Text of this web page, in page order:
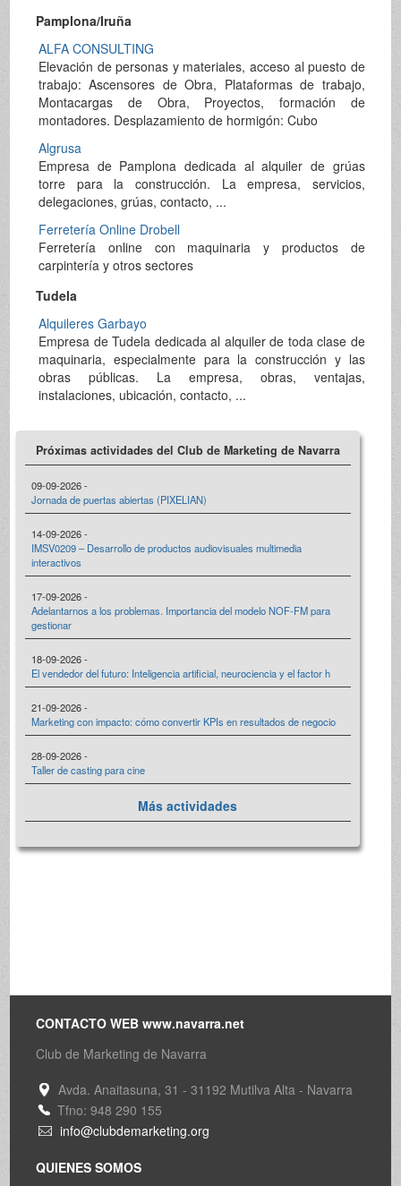
Pamplona/Iruña
ALFA CONSULTING
Elevación de personas y materiales, acceso al puesto de
trabajo: Ascensores de Obra, Plataformas de trabajo,
Montacargas de Obra, Proyectos, formación de
montadores. Desplazamiento de hormigón: Cubo
Algrusa
Empresa de Pamplona dedicada al alquiler de grúas
torre para la construcción. La empresa, servicios,
delegaciones, grúas, contacto, ...
Ferretería Online Drobell
Ferretería online con maquinaria y productos de
carpintería y otros sectores
Tudela
Alquileres Garbayo
Empresa de Tudela dedicada al alquiler de toda clase de
maquinaria, especialmente para la construcción y las
obras públicas. La empresa, obras, ventajas,
instalaciones, ubicación, contacto, ...
Próximas actividades del Club de Marketing de Navarra
09-09-2026 -
Jornada de puertas abiertas (PIXELIAN)
14-09-2026 -
IMSV0209 – Desarrollo de productos audiovisuales multimedia
interactivos
17-09-2026 -
Adelantarnos a los problemas. Importancia del modelo NOF-FM para
gestionar
18-09-2026 -
El vendedor del futuro: Inteligencia artificial, neurociencia y el factor h
21-09-2026 -
Marketing con impacto: cómo convertir KPIs en resultados de negocio
28-09-2026 -
Taller de casting para cine
Más actividades
CONTACTO WEB www.navarra.net
Club de Marketing de Navarra
Avda. Anaitasuna, 31 - 31192 Mutilva Alta - Navarra
Tfno: 948 290 155
info@clubdemarketing.org
QUIENES SOMOS